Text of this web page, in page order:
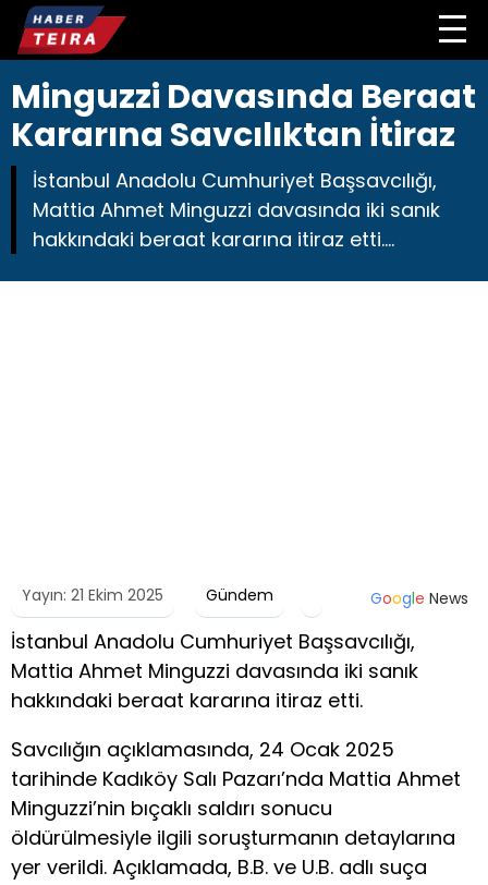
Minguzzi Davasında Beraat
Kararına Savcılıktan İtiraz
İstanbul Anadolu Cumhuriyet Başsavcılığı,
Mattia Ahmet Minguzzi davasında iki sanık
hakkındaki beraat kararına itiraz etti....
Yayın: 21 Ekim 2025 Gündem Google News
İstanbul Anadolu Cumhuriyet Başsavcılığı,
Mattia Ahmet Minguzzi davasında iki sanık
hakkındaki beraat kararına itiraz etti.
Savcılığın açıklamasında, 24 Ocak 2025
tarihinde Kadıköy Salı Pazarı’nda Mattia Ahmet
Minguzzi’nin bıçaklı saldırı sonucu
öldürülmesiyle ilgili soruşturmanın detaylarına
yer verildi. Açıklamada, B.B. ve U.B. adlı suça